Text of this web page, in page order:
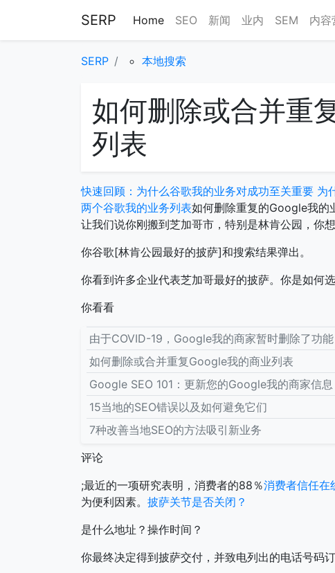
SERP Home SEO 新闻 业内 SEM 内容
SERP 本地搜索
如何删除或合并重
列表
快速回顾：为什么谷歌我的业务对成功至关重要 为
两个谷歌我的业务列表如何删除重复的Google我的
让我们说你刚搬到芝加哥市，特别是林肯公园，你
你谷歌[林肯公园最好的披萨]和搜索结果弹出。
你看到许多企业代表芝加哥最好的披萨。你是如何
你看看
由于COVID-19，Google我的商家暂时删除了功能
如何删除或合并重复Google我的商业列表
Google SEO 101：更新您的Google我的商家信息
15当地的SEO错误以及如何避免它们
7种改善当地SEO的方法吸引新业务
评论
;最近的一项研究表明，消费者的88％消费者信任在
为便利因素。 披萨关节是否关闭？
是什么地址？操作时间？
你最终决定得到披萨交付，并致电列出的电话号码订